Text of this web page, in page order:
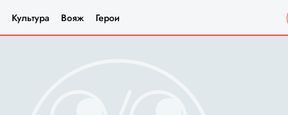
Культура Вояж Герои